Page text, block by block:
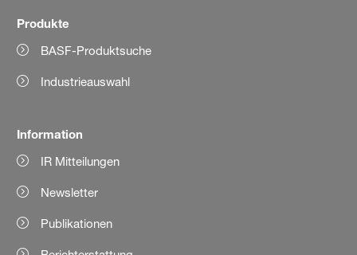
Produkte
BASF-Produktsuche
Industrieauswahl
Information
IR Mitteilungen
Newsletter
Publikationen